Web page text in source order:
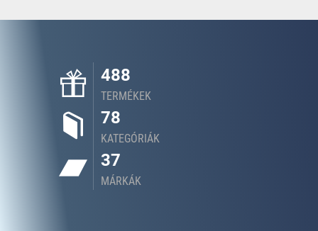
488
TERMÉKEK
78
KATEGÓRIÁK
37
MÁRKÁK